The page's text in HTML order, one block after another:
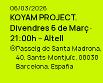
06/03/2026
KOYAM PROJECT.
Divendres 6 de Març ·
21:00h – Altell
Passeig de Santa Madrona,
40, Sants-Montjuïc, 08038
Barcelona, España